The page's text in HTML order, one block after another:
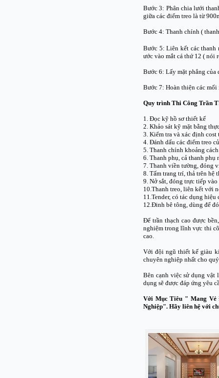
Bước 3: Phân chia lưới
giữa các điểm treo là từ
Bước 4: Thanh chính (
Bước 5: Liên kết các thanh
ước vào mắt cá thứ 12 ( nói
Bước 6: Lấy mặt phẳng của
Bước 7: Hoàn thiện các mối
Quy trình Thi Công Trần
1. Đọc kỹ hồ sơ thiết kế
2. Khảo sát kỹ mặt bằng
3. Kiểm tra và xác định cost
4. Đánh dấu các điểm treo
5. Thanh chính khoảng
6. Thanh phụ, cả thanh phụ
7. Thanh viền tường, đóng
8. Tấm trang trí, thả trên
9. Nở sắt, đóng trực tiếp
10.Thanh treo, liên kết với
11.Tender, có tác dụng
12.Đinh bê tông, dùng để
Để trần thạch cao được
nghiệm trong lĩnh vực thi
cao.
Với đội ngũ thiết kế giàu
chuyên nghiệp nhất cho
Bên cạnh việc sử dụng vật
dụng sẽ được đáp ứng yêu
Với Mục Tiêu " Mang Vẻ
Nghiệp". Hãy liên hệ với